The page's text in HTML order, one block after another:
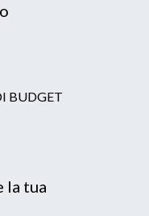
BUDGET
la tua